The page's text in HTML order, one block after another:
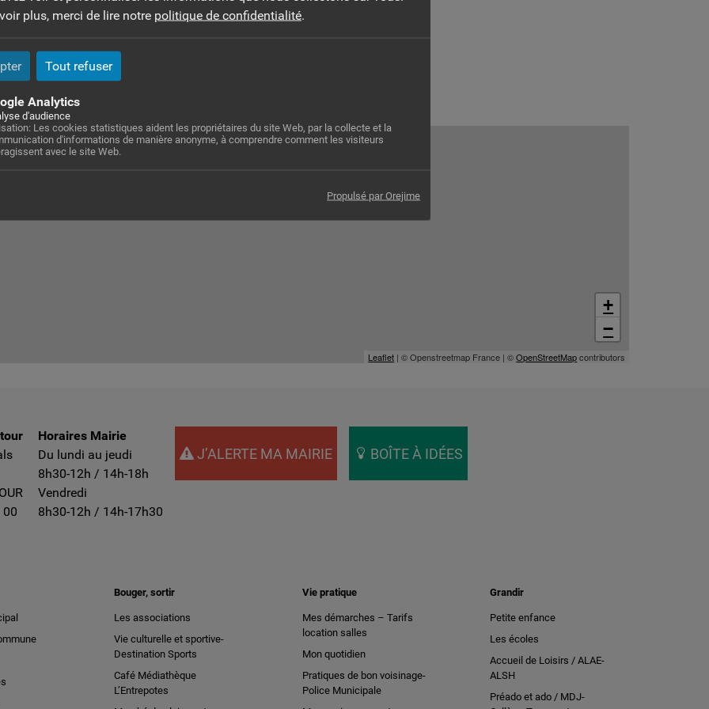
plus, merci de lire notre politique de confidentialité.
Tout refuser
Analytics
d'audience
Les cookies statistiques aident les propriétaires du site Web, par la collecte et la
d'informations de manière anonyme, à comprendre comment les visiteurs
avec le site Web.
Propulsé par Orejime
www.cdetech.fr/
:
de la Gravette - 31150 Gratentour
+
−
Leaflet | © Openstreetmap France | ©OpenStreetMapcontributors
00
Horaires Mairie
Du lundi au jeudi
8h30-12h / 14h-18h
Vendredi
8h30-12h / 14h-17h30
J’ALERTE MA MAIRIE BOÎTE À IDÉES
Bouger, sortir
Les associations
Vie culturelle et sportive-
Destination Sports
Café Médiathèque
L’Entrepotes
Vie pratique
Mes démarches – Tarifs
location salles
Mon quotidien
Pratiques de bon voisinage-
Police Municipale
Grandir
Petite enfance
Les écoles
Accueil de Loisirs / ALAE-
ALSH
Préado et ado / MDJ-